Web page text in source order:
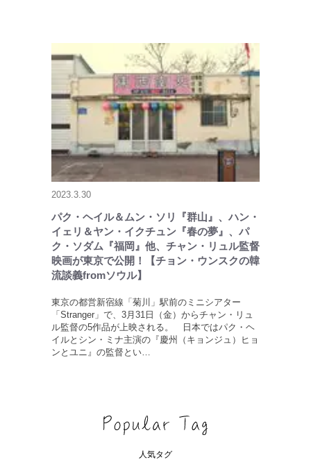
2023.3.30
パク・ヘイル＆ムン・ソリ『群山』、ハン・
イェリ＆ヤン・イクチュン『春の夢』、パ
ク・ソダム『福岡』他、チャン・リュル監督
映画が東京で公開！【チョン・ウンスクの韓
流談義fromソウル】
東京の都営新宿線「菊川」駅前のミニシアター
「Stranger」で、3月31日（金）からチャン・リュ
ル監督の5作品が上映される。 日本ではパク・ヘ
イルとシン・ミナ主演の『慶州（キョンジュ）ヒョ
ンとユニ』の監督とい…
人気タグ